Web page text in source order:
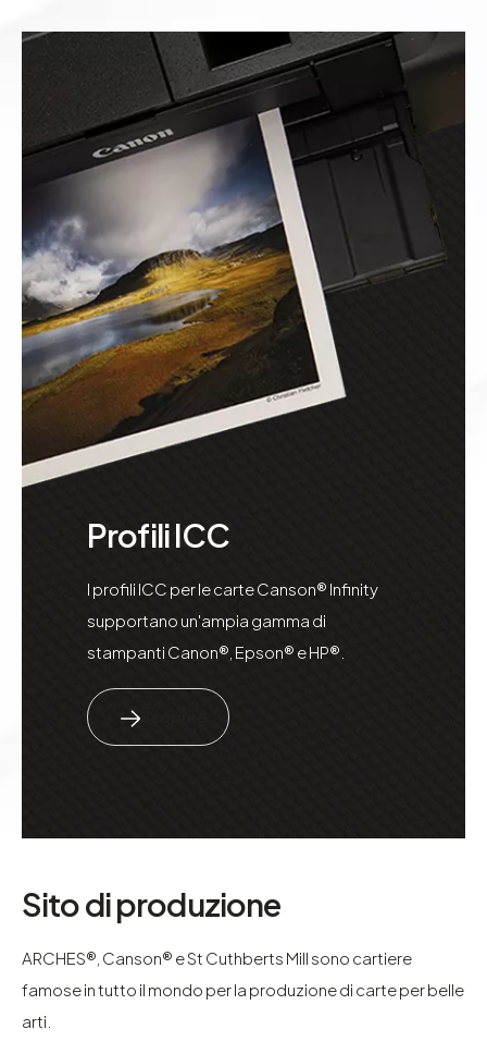
Profili ICC
I profili ICC per le carte Canson® Infinity
supportano un'ampia gamma di
stampanti Canon®, Epson® e HP®.
Sito di produzione
ARCHES®, Canson® e St Cuthberts Mill sono cartiere
famose in tutto il mondo per la produzione di carte per belle
arti.